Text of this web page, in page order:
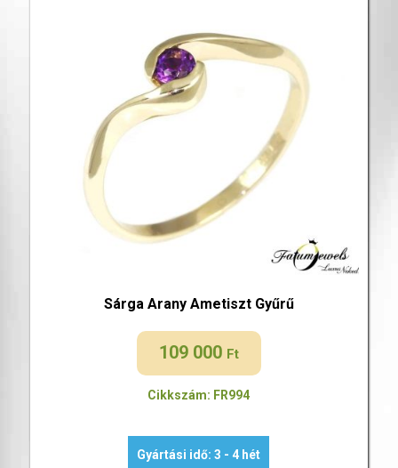
Sárga Arany Ametiszt Gyűrű
109 000 Ft
Cikkszám: FR994
Gyártási idő: 3 - 4 hét